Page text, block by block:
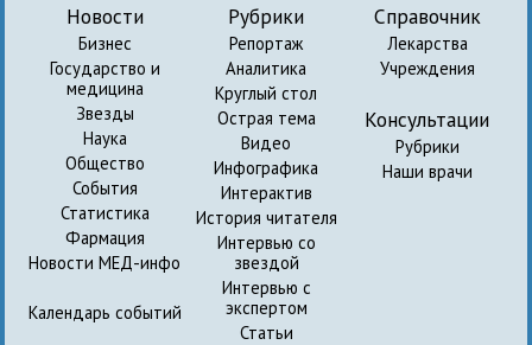
Новости
Бизнес
Государство и
медицина
Звезды
Наука
Общество
События
Статистика
Фармация
Новости МЕД-инфо
Календарь событий
Рубрики
Репортаж
Аналитика
Круглый стол
Острая тема
Видео
Инфографика
Интерактив
История читателя
Интервью со
звездой
Интервью с
экспертом
Статьи
Справочник
Лекарства
Учреждения
Консультации
Рубрики
Наши врачи